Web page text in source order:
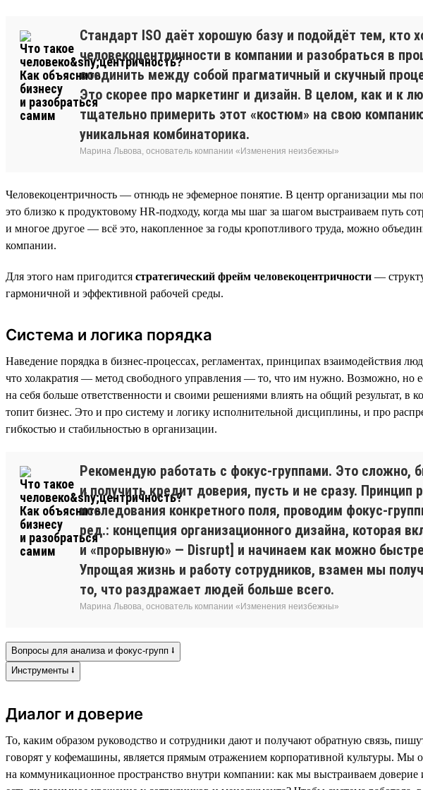
Стандарт ISO даёт хорошую базу и подойдёт тем, кто
человекоцентричности в компании и разобраться в
соединить между собой прагматичный и скучный
Это скорее про маркетинг и дизайн. В целом, как и к
тщательно примерить этот «костюм» на свою
уникальная комбинаторика.
Марина Львова, основатель компании «Изменения неизбежны»
Человекоцентричность — отнюдь не эфемерное понятие. В центр организации мы
это близко к продуктовому HR-подходу, когда мы шаг за шагом выстраиваем путь
и многое другое — всё это, накопленное за годы кропотливого труда, можно
компании.
Для этого нам пригодится стратегический фрейм человекоцентричности —
гармоничной и эффективной рабочей среды.
Система и логика порядка
Наведение порядка в бизнес-процессах, регламентах, принципах взаимодействия
что холакратия — метод свободного управления — то, что им нужно. Возможно, но
на себя больше ответственности и своими решениями влиять на общий результат,
топит бизнес. Это и про систему и логику исполнительной дисциплины, и про
гибкостью и стабильностью в организации.
Рекомендую работать с фокус-группами. Это сложно,
и получить кредит доверия, пусть и не сразу.
исследования конкретного поля, проводим фокус-
ред.: концепция организационного дизайна, которая
и «прорывную» — Disrupt] и начинаем как можно
Упрощая жизнь и работу сотрудников, взамен мы
то, что раздражает людей больше всего.
Марина Львова, основатель компании «Изменения неизбежны»
Вопросы для анализа и фокус-групп ⭣
Инструменты ⭣
Диалог и доверие
То, каким образом руководство и сотрудники дают и получают обратную связь,
говорят у кофемашины, является прямым отражением корпоративной культуры.
на коммуникационное пространство внутри компании: как мы выстраиваем